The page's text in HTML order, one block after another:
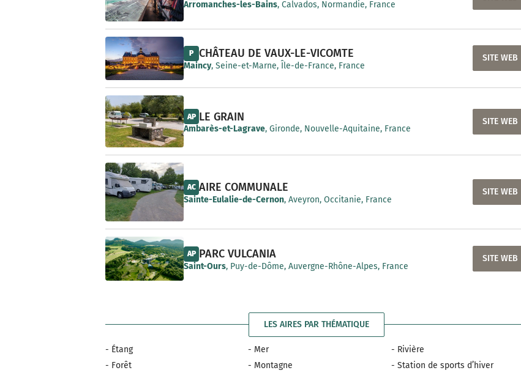
e
Arromanches-les-Bains, Calvados, Normandie, France
P CHÂTEAU DE VAUX-LE-VICOMTE
Maincy, Seine-et-Marne, Île-de-France, France
SITE WEB
AP LE GRAIN
Ambarès-et-Lagrave, Gironde, Nouvelle-Aquitaine, France
SITE WEB
AC AIRE COMMUNALE
Sainte-Eulalie-de-Cernon, Aveyron, Occitanie, France
SITE WEB
AP PARC VULCANIA
Saint-Ours, Puy-de-Dôme, Auvergne-Rhône-Alpes, France
SITE WEB
LES AIRES PAR THÉMATIQUE
- Étang
- Forêt
- Mer
- Montagne
- Rivière
- Station de sports d’hiver